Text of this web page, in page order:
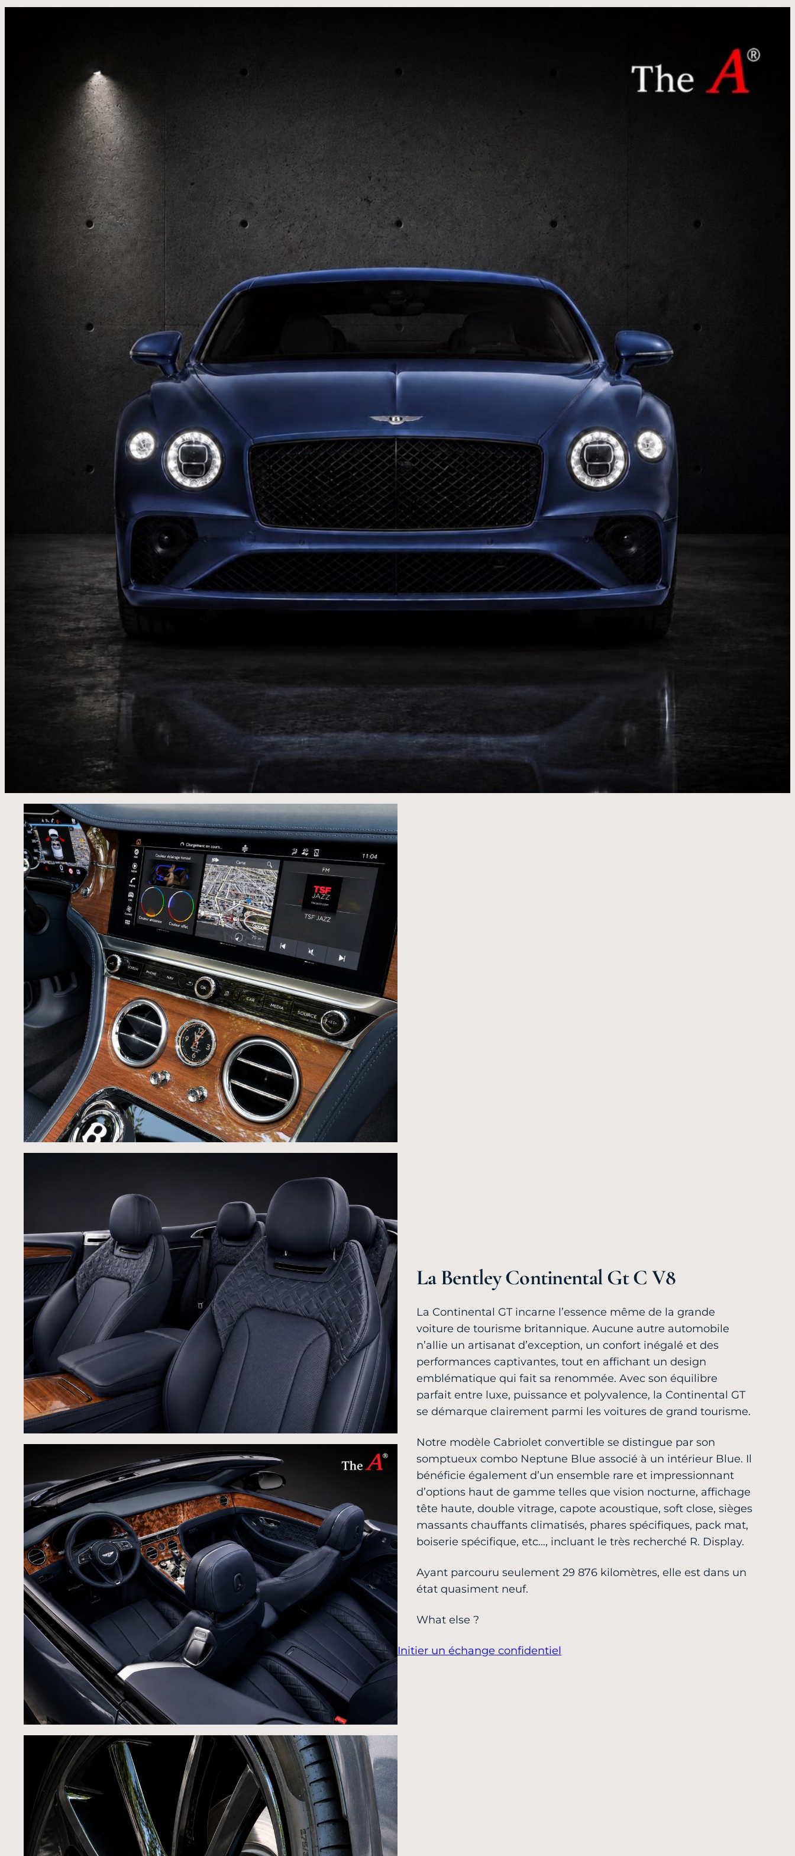
La Bentley Continental Gt C V8
La Continental GT incarne l’essence même de la grande
voiture de tourisme britannique. Aucune autre automobile
n’allie un artisanat d’exception, un confort inégalé et des
performances captivantes, tout en affichant un design
emblématique qui fait sa renommée. Avec son équilibre
parfait entre luxe, puissance et polyvalence, la Continental GT
se démarque clairement parmi les voitures de grand tourisme.
Notre modèle Cabriolet convertible se distingue par son
somptueux combo Neptune Blue associé à un intérieur Blue. Il
bénéficie également d’un ensemble rare et impressionnant
d’options haut de gamme telles que vision nocturne, affichage
tête haute, double vitrage, capote acoustique, soft close, sièges
massants chauffants climatisés, phares spécifiques, pack mat,
boiserie spécifique, etc…, incluant le très recherché R. Display.
Ayant parcouru seulement 29 876 kilomètres, elle est dans un
état quasiment neuf.
What else ?
Initier un échange confidentiel